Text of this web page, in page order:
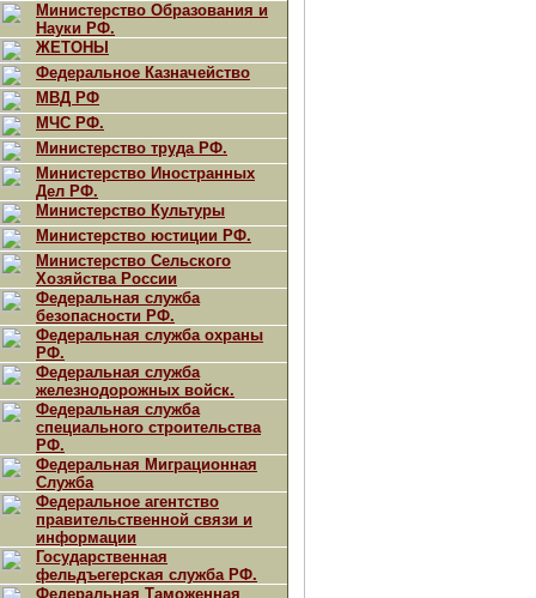
Министерство Образования и
Науки РФ.
ЖЕТОНЫ
Федеральное Казначейство
МВД РФ
МЧС РФ.
Министерство труда РФ.
Министерство Иностранных
Дел РФ.
Министерство Культуры
Министерство юстиции РФ.
Министерство Сельского
Хозяйства России
Федеральная служба
безопасности РФ.
Федеральная служба охраны
РФ.
Федеральная служба
железнодорожных войск.
Федеральная служба
специального строительства
РФ.
Федеральная Миграционная
Служба
Федеральное агентство
правительственной связи и
информации
Государственная
фельдъегерская служба РФ.
Федеральная Таможенная